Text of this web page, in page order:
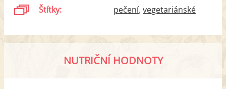
Štítky: pečení vegetariánské
NUTRIČNÍ HODNOTY